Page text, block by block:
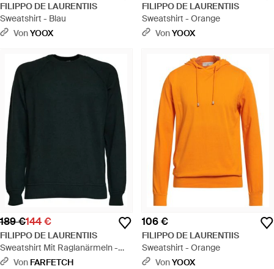
FILIPPO DE LAURENTIIS
Sweatshirt - Blau
VonYOOX
FILIPPO DE LAURENTIIS
Sweatshirt - Orange
VonYOOX
189 €144 €
FILIPPO DE LAURENTIIS
Sweatshirt Mit Raglanärmeln -
GrünVon FARFETCH
106 €
FILIPPO DE LAURENTIIS
Sweatshirt - Orange
VonYOOX